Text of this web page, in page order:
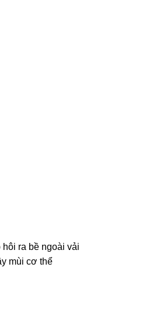
ra bề ngoài vải
mùi cơ thể